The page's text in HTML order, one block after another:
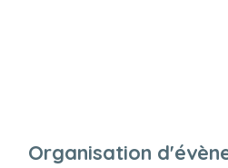
Organisation